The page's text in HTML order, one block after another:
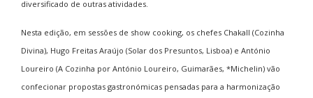
diversificado de outras atividades.
Nesta edição, em sessões de show cooking, os chefes Chakall (Cozinha
Divina), Hugo Freitas Araújo (Solar dos Presuntos, Lisboa) e António
Loureiro (A Cozinha por António Loureiro, Guimarães, *Michelin) vão
confecionar propostas gastronómicas pensadas para a harmonização